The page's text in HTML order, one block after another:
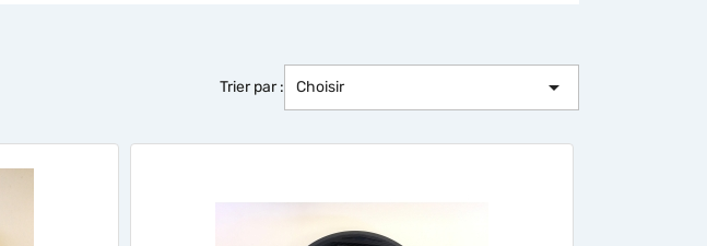
Trier par : Choisir 